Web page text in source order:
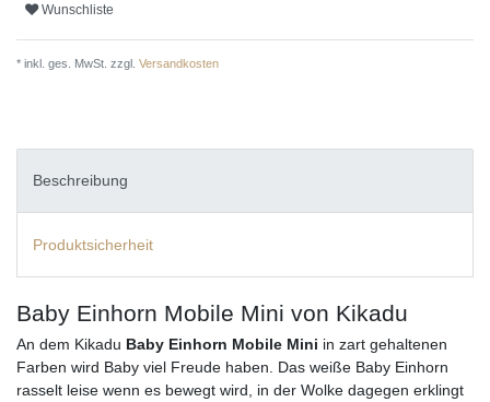
Wunschliste
* inkl. ges. MwSt. zzgl. Versandkosten
Beschreibung
Produktsicherheit
Baby Einhorn Mobile Mini von Kikadu
An dem Kikadu Baby Einhorn Mobile Mini in zart gehaltenen
Farben wird Baby viel Freude haben. Das weiße Baby Einhorn
rasselt leise wenn es bewegt wird, in der Wolke dagegen erklingt